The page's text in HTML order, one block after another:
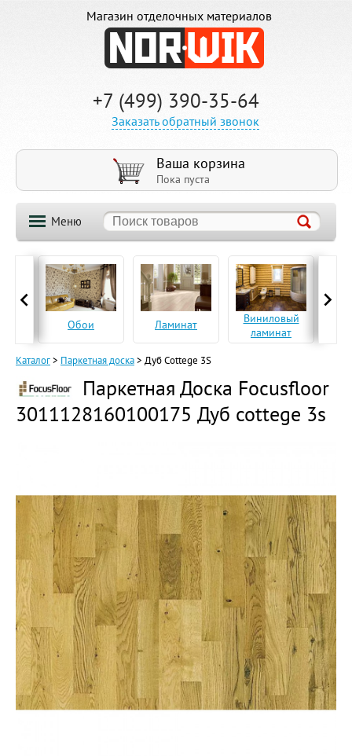
Магазин отделочных материалов
+7 (499) 390-35-64
Заказать обратный звонок
Ваша корзина
Пока пуста
Меню
Обои Ламинат
Виниловый
ламинат
Каталог> Паркетная доска> Дуб Cottege 3S
Паркетная Доска Focusfloor
3011128160100175 Дуб cottege 3s